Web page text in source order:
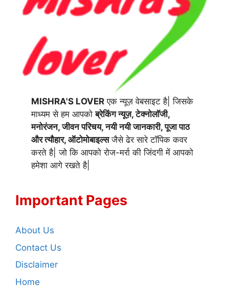
MISHRA'S LOVER एक न्यूज़ वेबसाइट है| जिसके
माध्यम से हम आपकोब्रेकिंग न्यूज़, टेक्नोलॉजी,
मनोरंजन, जीवन परिचय, नयी नयी जानकारी, पूजा पाठ
और त्यौहार, ऑटोमोबाइल्सजैसे ढेर सारे टॉपिक कवर
करते है| जो कि आपको रोज-मर्रा की जिंदगी में आपको
हमेशा आगे रखते है|
Important Pages
About Us
Contact Us
Disclaimer
Home